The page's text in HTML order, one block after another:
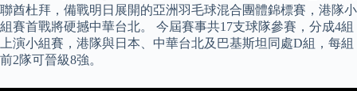
聯酋杜拜，備戰明日展開的亞洲羽毛球混合團體錦標賽，港隊小
組賽首戰將硬撼中華台北。 今屆賽事共17支球隊參賽，分成4組
上演小組賽，港隊與日本、中華台北及巴基斯坦同處D組，每組
前2隊可晉級8強。